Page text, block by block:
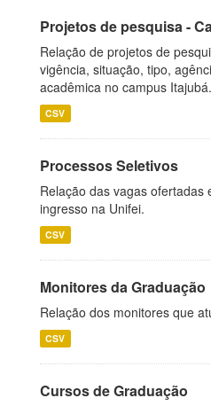
Projetos de pesquisa -
Relação de projetos de
vigência, situação, tipo,
acadêmica no campus Itajubá.
CSV
Processos Seletivos
Relação das vagas ofertadas
ingresso na Unifei.
CSV
Monitores da Graduação
Relação dos monitores que
CSV
Cursos de Graduação